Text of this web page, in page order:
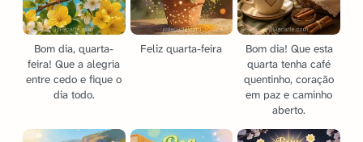
Bom dia, quarta-
feira! Que a alegria
entre cedo e fique o
dia todo.
Feliz quarta-feira
Bom dia! Que esta
quarta tenha café
quentinho, coração
em paz e caminho
aberto.